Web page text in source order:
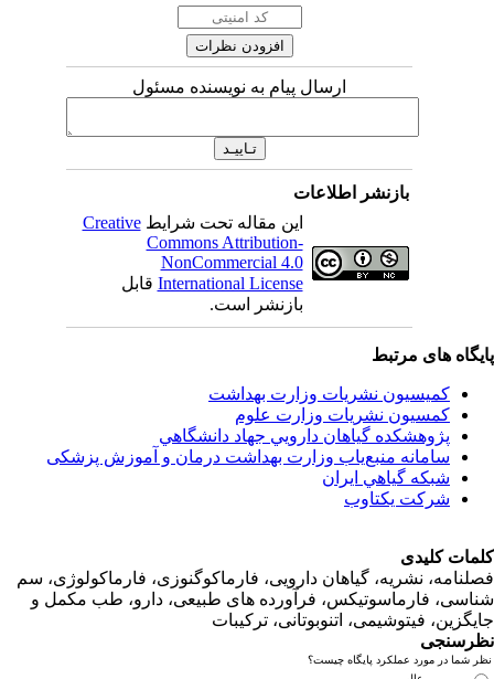
ارسال پیام به نویسنده مسئول
بازنشر اطلاعات
این مقاله تحت شرایط Creative
Commons Attribution-
NonCommercial 4.0
International Licenseقابل
بازنشر است.
های مرتبط
کمیسیون نشریات وزارت بهداشت
کمسیون نشریات وزارت علوم
پژوهشكده گياهان دارويي جهاد دانشگاهي
سامانه منبع‌ياب وزارت بهداشت درمان و آموزش پزشکی
شبكه گياهي ايران
شرکت یکتاوب
کلیدی
نشریه، گیاهان دارویی، فارماکوگنوزی، فارماکولوژی، سم
فارماسوتیکس، فرآورده های طبیعی، دارو، طب مکمل و
فیتوشیمی، اتنوبوتانی، ترکیبات
در مورد عملکرد پایگاه چیست؟